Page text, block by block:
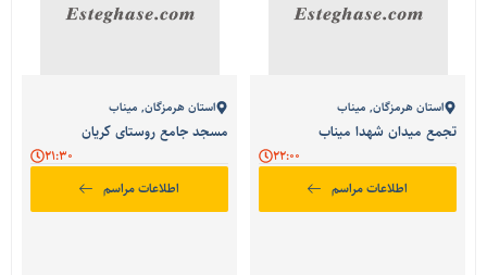
استان هرمزگان,میناب
تجمع میدان شهدا میناب
اطلاعات مراسم
استان هرمزگان,میناب
مسجد جامع روستای کریان
اطلاعات مراسم